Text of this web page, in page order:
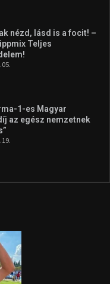
nézd, lásd is a focit! –
Teljes
1-es Magyar
az egész nemzetnek